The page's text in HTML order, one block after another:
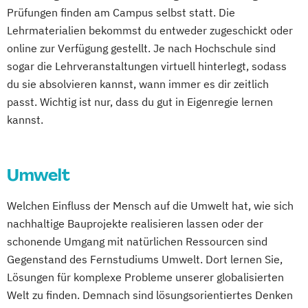
Public Management für
Verwaltungsfachangestellte
Public Relations und Kommunikation
Pädagogik Pädagogik
Bildungsberatung und Leitung
Robotics (DE/EN)
Social Media
Soziale Arbeit
Soziale Arbeit Schwerpunkt Kinder und
Jugendliche
Sozialmanagement
Sozialpädagogik und Inklusion
Sportmanagement
Wirtschaftsinformatik und IT-Management
Wirtschaftsingenieurwesen
Wirtschaftsingenieurwesen
Energiesysteme mit Erneuerbaren Energien
Digital User Experience (M. Sc.) 3 oder 4
Semester
Digitale Medien
Digitale Transformation kompakt
Digitales Energiemanagement
Elektro- und Informationstechnik
Energieerzeugung aus Biomasse
Energieingenieurwesen
Energiespeichertechnik
Energieverfahrenstechnik
Energiewirtschaft und -management
Prüfungen finden am Campus selbst statt. Die
Lehrmaterialien bekommst du entweder zugeschickt oder
online zur Verfügung gestellt. Je nach Hochschule sind
sogar die Lehrveranstaltungen virtuell hinterlegt, sodass
du sie absolvieren kannst, wann immer es dir zeitlich
passt. Wichtig ist nur, dass du gut in Eigenregie lernen
kannst.
Umwelt
Welchen Einfluss der Mensch auf die Umwelt hat, wie sich
nachhaltige Bauprojekte realisieren lassen oder der
schonende Umgang mit natürlichen Ressourcen sind
Gegenstand des Fernstudiums Umwelt. Dort lernen Sie,
Lösungen für komplexe Probleme unserer globalisierten
Welt zu finden. Demnach sind lösungsorientiertes Denken